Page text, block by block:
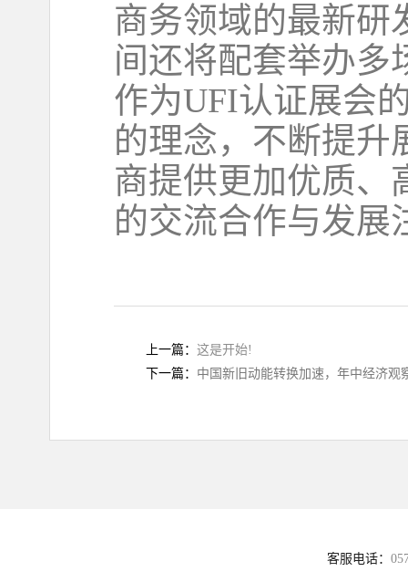
商务领域的最新研
间还将配套举办多
作为UFI认证展会
的理念，不断提升
商提供更加优质、
的交流合作与发展
上一篇： 这是开始!
下一篇： 中国新旧动能转换加速，年中经济观
客服电话：